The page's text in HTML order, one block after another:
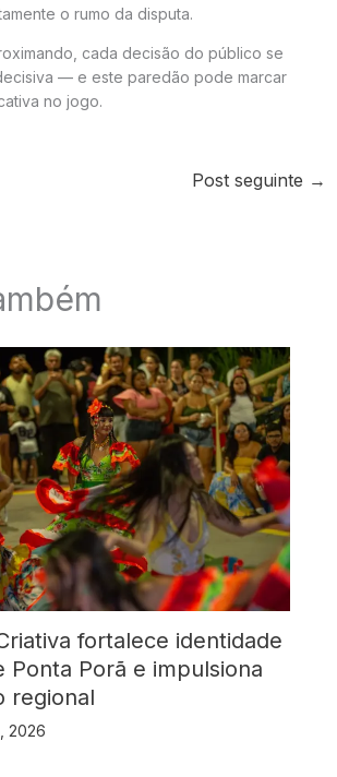
o rumo da disputa.
cada decisão do público se
— e este paredão pode marcar
no jogo.
Post seguinte →
fortalece identidade
Ponta Porã e impulsiona
regional
2026